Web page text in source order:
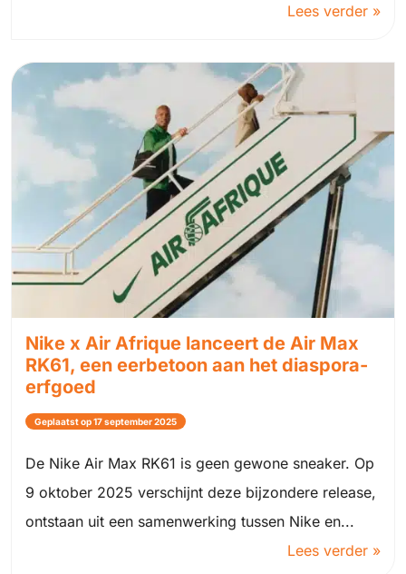
Lees verder »
Nike x Air Afrique lanceert de Air Max
RK61, een eerbetoon aan het diaspora-
erfgoed
Geplaatst op 17 september 2025
De Nike Air Max RK61 is geen gewone sneaker. Op
9 oktober 2025 verschijnt deze bijzondere release,
ontstaan uit een samenwerking tussen Nike en...
Lees verder »